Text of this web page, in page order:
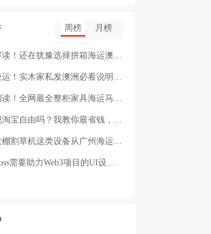
周榜 月榜
在犹豫选择拼箱海运澳洲or整柜海运悉尼墨尔本的朋友
木家私发澳洲必看说明这类家具熏蒸杀毒再可海运布里
网最全整柜家具海运马来西亚怡保的保姆式海运攻略！
自由吗？我教你最省钱，最方便的方法
机这类设备从广州海运到澳洲堪培拉过海关需要提供什
需要助力Web3项目的UI设计，或qian